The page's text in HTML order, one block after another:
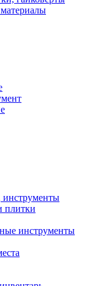
инструменты
плитки
инструменты